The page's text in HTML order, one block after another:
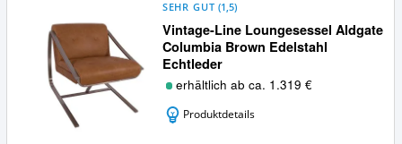
Vintage-Line Loungesessel Aldgate
Columbia Brown Edelstahl
Echtleder
SEHR GUT (1,5)
erhältlich ab ca. 1.319 €
Produktdetails